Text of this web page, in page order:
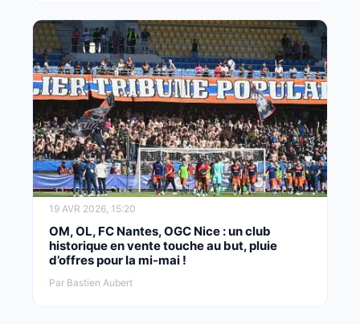
19 AVR 2026, 15:20
OM, OL, FC Nantes, OGC Nice : un club
historique en vente touche au but, pluie
d’offres pour la mi-mai !
Par Bastien Aubert